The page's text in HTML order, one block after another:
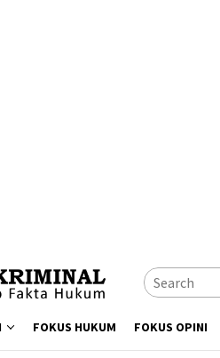
FOKUS HUKUM FOKUS OPINI